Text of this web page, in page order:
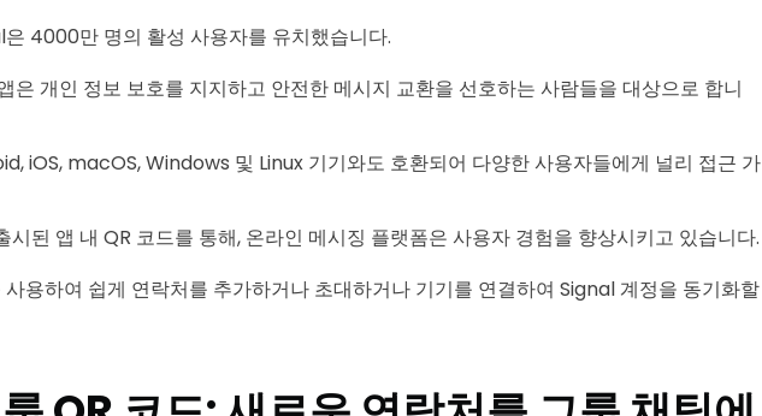
4000만 명의 활성 사용자를 유치했습니다.
은 개인 정보 보호를 지지하고 안전한 메시지 교환을 선호하는 사람들을 대상으로 합니
iOS, macOS, Windows 및 Linux 기기와도 호환되어 다양한 사용자들에게 널리 접근 가
시된 앱 내 QR 코드를 통해, 온라인 메시징 플랫폼은 사용자 경험을 향상시키고 있습니다.
사용하여 쉽게 연락처를 추가하거나 초대하거나 기기를 연결하여 Signal 계정을 동기화할